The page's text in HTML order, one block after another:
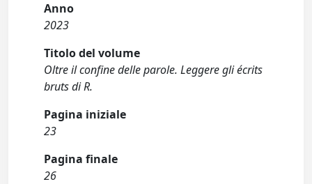
Anno
2023
Titolo del volume
Oltre il confine delle parole. Leggere gli écrits
bruts di R.
Pagina iniziale
23
Pagina finale
26